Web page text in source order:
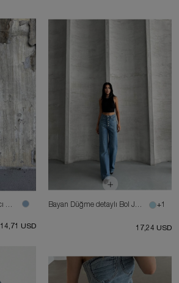
Kadın Yüksek Bel Toparlayıcı Skinny Fit Likralı Kot Pantolon
14,71 USD
Bayan Düğme detaylı Bol Jean Pantolon +1
17,24 USD